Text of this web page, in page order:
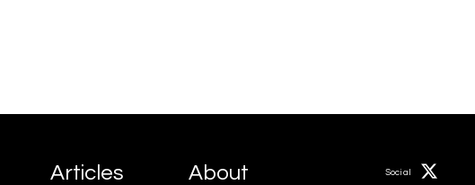
Articles About Social